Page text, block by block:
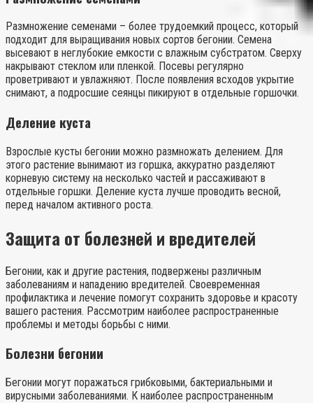
Размножение семенами – более трудоемкий процесс, который
подходит для выращивания новых сортов бегонии. Семена
высевают в неглубокие емкости с влажным субстратом. Сверху
накрывают стеклом или пленкой. Посевы регулярно
проветривают и увлажняют. После появления всходов укрытие
снимают, а подросшие сеянцы пикируют в отдельные горшочки.
Деление куста
Взрослые кусты бегонии можно размножать делением. Для
этого растение вынимают из горшка, аккуратно разделяют
корневую систему на несколько частей и рассаживают в
отдельные горшки. Деление куста лучше проводить весной,
перед началом активного роста.
Защита от болезней и вредителей
Бегонии, как и другие растения, подвержены различным
заболеваниям и нападению вредителей. Своевременная
профилактика и лечение помогут сохранить здоровье и красоту
вашего растения. Рассмотрим наиболее распространенные
проблемы и методы борьбы с ними.
Болезни бегонии
Бегонии могут поражаться грибковыми, бактериальными и
вирусными заболеваниями. К наиболее распространенным